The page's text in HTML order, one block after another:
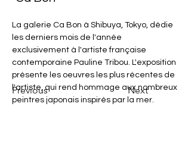
Previous Next
La galerie Ca Bon à Shibuya, Tokyo, dédie
les derniers mois de l'année
exclusivement à l'artiste française
contemporaine Pauline Tribou. L'exposition
présente les oeuvres les plus récentes de
l'artiste, qui rend hommage aux nombreux
peintres japonais inspirés par la mer.